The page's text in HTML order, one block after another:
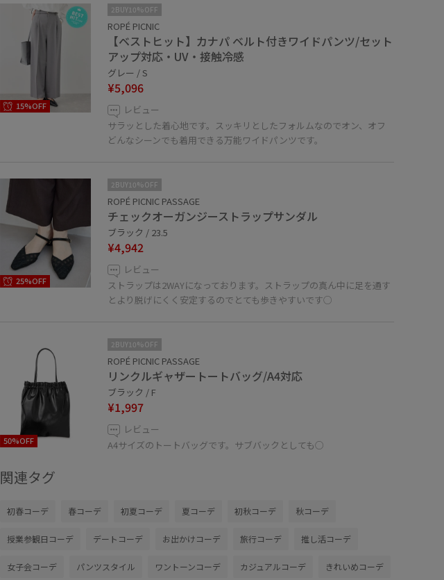
15%OFF
2BUY10%OFF
ROPÉ PICNIC
【ベストヒット】カナパ ベルト付きワイドパンツ/セット
アップ対応・UV・接触冷感
グレー / S
¥5,096
レビュー
サラッとした着心地です。スッキリとしたフォルムなのでオン、オフ
どんなシーンでも着用できる万能ワイドパンツです。
25%OFF
2BUY10%OFF
ROPÉ PICNIC PASSAGE
チェックオーガンジーストラップサンダル
ブラック / 23.5
¥4,942
レビュー
ストラップは2WAYになっております。ストラップの真ん中に足を通す
とより脱げにくく安定するのでとても歩きやすいです○
50%OFF
2BUY10%OFF
ROPÉ PICNIC PASSAGE
リンクルギャザートートバッグ/A4対応
ブラック / F
¥1,997
レビュー
A4サイズのトートバッグです。サブバックとしても○
関連タグ
初春コーデ 春コーデ 初夏コーデ 夏コーデ 初秋コーデ 秋コーデ
授業参観日コーデ デートコーデ お出かけコーデ 旅行コーデ 推し活コーデ
女子会コーデ パンツスタイル ワントーンコーデ カジュアルコーデ きれいめコーデ